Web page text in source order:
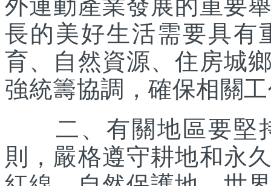
外運動產業發展的重要
長的美好生活需要具有
育、自然資源、住房城
強統籌協調，確保相關
二、有關地區要堅
則，嚴格遵守耕地和永